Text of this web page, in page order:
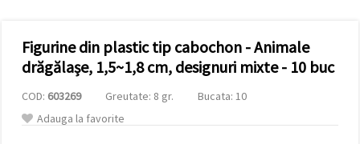
analiză și
marketing.
Puteți fi de
acord să
utilizați
toate
cookie -
Figurine din plastic tip cabochon - Animale
drăgălașe, 1,5~1,8 cm, designuri mixte - 10 buc
COD: 603269 Greutate: 8 gr.
Bucata: 10
Adauga la favorite